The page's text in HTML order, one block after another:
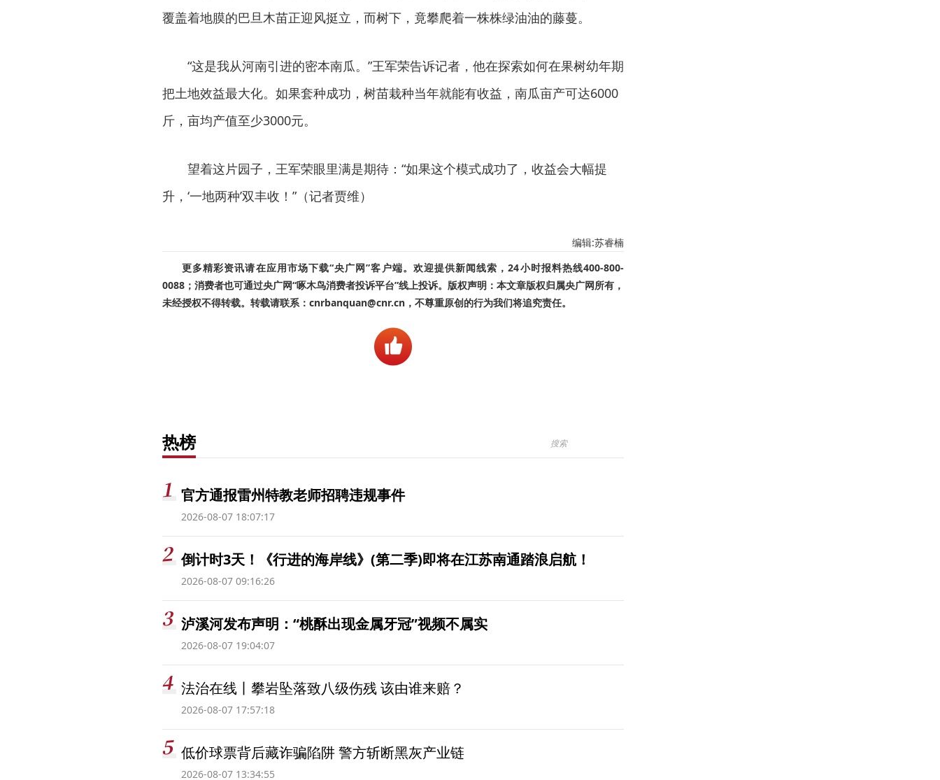
覆盖着地膜的巴旦木苗正迎风挺立，而树下，竟攀爬着一株株绿油油的藤蔓。
“这是我从河南引进的密本南瓜。”王军荣告诉记者，他在探索如何在果树幼年期
把土地效益最大化。如果套种成功，树苗栽种当年就能有收益，南瓜亩产可达6000
斤，亩均产值至少3000元。
望着这片园子，王军荣眼里满是期待：“如果这个模式成功了，收益会大幅提
升，‘一地两种’双丰收！”（记者贾维）
编辑:苏睿楠
更多精彩资讯请在应用市场下载“央广网”客户端。欢迎提供新闻线索，24小时报料热线400-800-
0088；消费者也可通过央广网“啄木鸟消费者投诉平台”线上投诉。版权声明：本文章版权归属央广网所有，
未经授权不得转载。转载请联系：cnrbanquan@cnr.cn，不尊重原创的行为我们将追究责任。
热榜
官方通报雷州特教老师招聘违规事件
2026-08-07 18:07:17
倒计时3天！《行进的海岸线》(第二季)即将在江苏南通踏浪启航！
2026-08-07 09:16:26
泸溪河发布声明：“桃酥出现金属牙冠”视频不属实
2026-08-07 19:04:07
法治在线丨攀岩坠落致八级伤残 该由谁来赔？
2026-08-07 17:57:18
低价球票背后藏诈骗陷阱 警方斩断黑灰产业链
2026-08-07 13:34:55